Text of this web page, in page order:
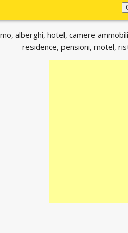
alberghi, hotel, camere
residence, pensioni, motel,